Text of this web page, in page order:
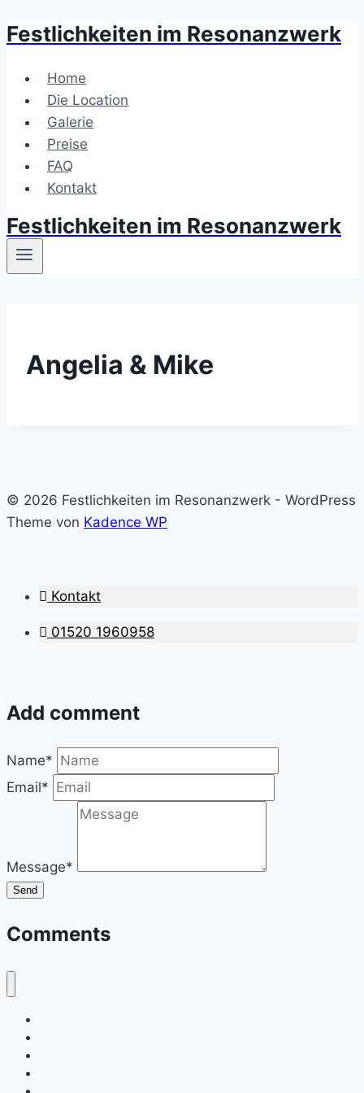
Zum
springen
Festlichkeiten im Resonanzwerk
Home
Die Location
Galerie
Preise
FAQ
Kontakt
Festlichkeiten im Resonanzwerk
Angelia & Mike
© 2026 Festlichkeiten im Resonanzwerk - WordPress
Theme von Kadence WP
Kontakt
01520 1960958
Add comment
Name*
Email*
Message*
Send
Comments